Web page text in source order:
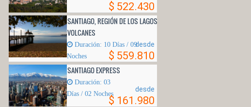
$ 522.430
SANTIAGO, REGIÓN DE LOS LAGOS Y
VOLCANES
Duración: 10 Días / 09
Noches
desde
$ 559.810
SANTIAGO EXPRESS
Duración: 03
Días / 02 Noches
desde
$ 161.980